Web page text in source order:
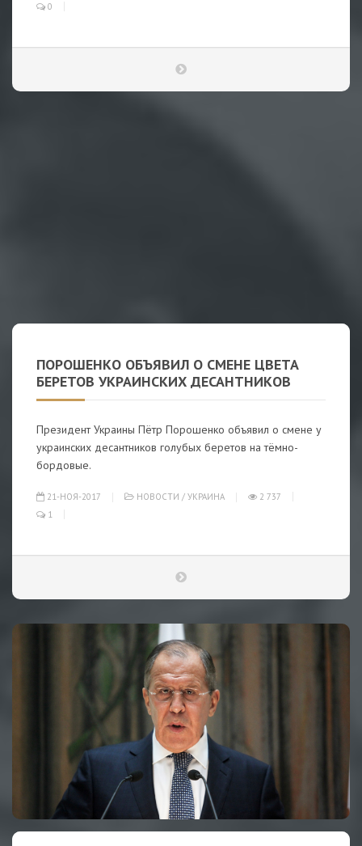
0
ПОРОШЕНКО ОБЪЯВИЛ О СМЕНЕ ЦВЕТА
БЕРЕТОВ УКРАИНСКИХ ДЕСАНТНИКОВ
Президент Украины Пётр Порошенко объявил о смене у
украинских десантников голубых беретов на тёмно-
бордовые.
21-НОЯ-2017 НОВОСТИ / УКРАИНА
2 737
1